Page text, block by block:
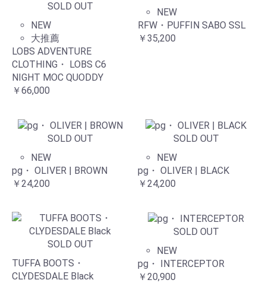
SOLD OUT
NEW
大推薦
LOBS ADVENTURE
CLOTHING・ LOBS C6
NIGHT MOC QUODDY
￥66,000
NEW
RFW・PUFFIN SABO SSL
￥35,200
SOLD OUT
NEW
pg・ OLIVER | BROWN
￥24,200
SOLD OUT
NEW
pg・ OLIVER | BLACK
￥24,200
SOLD OUT
TUFFA BOOTS・
CLYDESDALE Black
SOLD OUT
NEW
pg・ INTERCEPTOR
￥20,900